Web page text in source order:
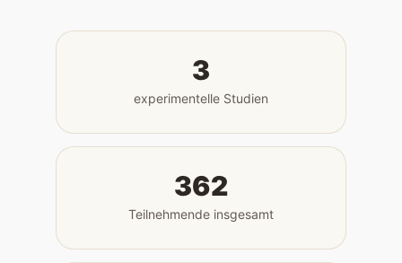
3
experimentelle Studien
362
Teilnehmende insgesamt